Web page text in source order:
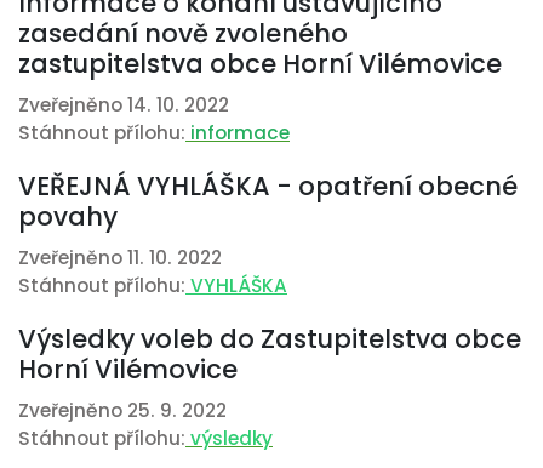
zasedání nově zvoleného
zastupitelstva obce Horní Vilémovice
Zveřejněno 14. 10. 2022
Stáhnout přílohu: informace
VEŘEJNÁ VYHLÁŠKA - opatření obecné
povahy
Zveřejněno 11. 10. 2022
Stáhnout přílohu: VYHLÁŠKA
Výsledky voleb do Zastupitelstva obce
Horní Vilémovice
Zveřejněno 25. 9. 2022
Stáhnout přílohu: výsledky